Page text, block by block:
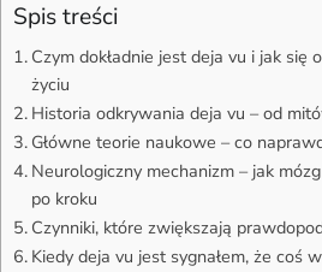
Spis treści
Czym dokładnie jest deja vu i jak się
życiu
Historia odkrywania deja vu – od
Główne teorie naukowe – co
Neurologiczny mechanizm – jak
po kroku
Czynniki, które zwiększają
Kiedy deja vu jest sygnałem, że coś